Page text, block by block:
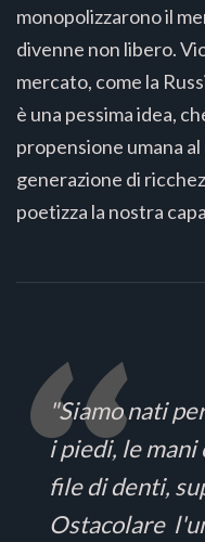
monopolizzarono il
divenne non libero.
mercato, come la
è una pessima idea,
propensione umana
generazione di
poetizza la nostra
"Siamo nati
i piedi, le mani
file di denti,
Ostacolare